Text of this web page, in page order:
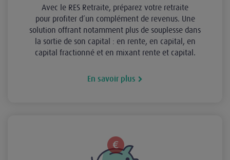
Avec le RES Retraite, préparez votre retraite
pour profiter d’un complément de revenus. Une
solution offrant notamment plus de souplesse dans
la sortie de son capital : en rente, en capital, en
capital fractionné et en mixant rente et capital.
En savoir plus